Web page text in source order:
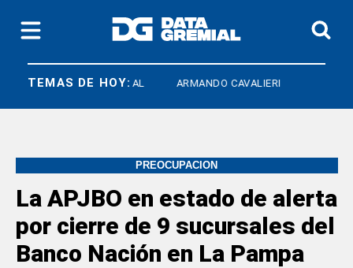
TEMAS DE HOY:
ATE NACIONAL ARMANDO CAVALIERI
PREOCUPACIÓN
La APJBO en estado de alerta
por cierre de 9 sucursales del
Banco Nación en La Pampa